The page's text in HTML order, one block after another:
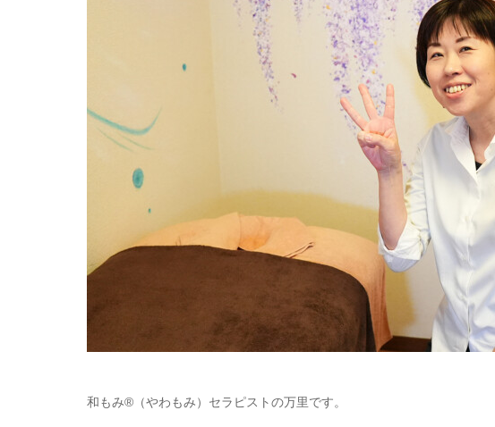
和もみ®（やわもみ）セラピストの万里です。